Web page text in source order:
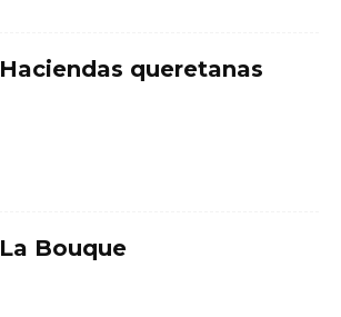
Haciendas queretanas
La Bouque